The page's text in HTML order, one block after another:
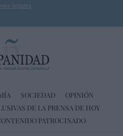
legales
SOCIEDAD
OPINIÓN
DE LA PRENSA DE HOY
PATROCINADO